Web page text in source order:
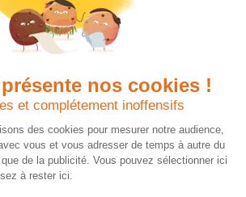
nos cookies !
et complétement inoffensifs
des cookies pour mesurer notre audience,
vous et vous adresser de temps à autre du
de la publicité. Vous pouvez sélectionner ici
à rester ici.